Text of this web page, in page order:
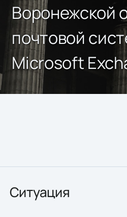
Воронежской
почтовой
Microsoft
Ситуация